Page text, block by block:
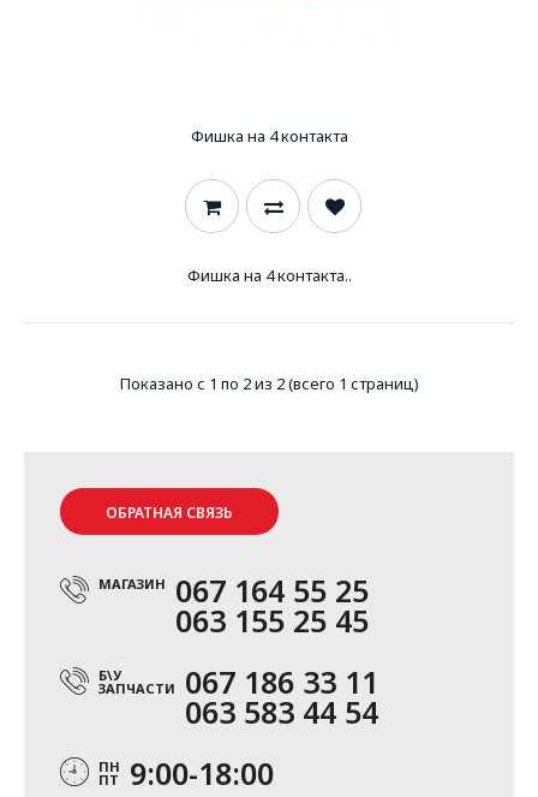
Фишка на 4 контакта
Фишка на 4 контакта..
Показано с 1 по 2 из 2 (всего 1 страниц)
ОБРАТНАЯ СВЯЗЬ
МАГАЗИН 067 164 55 25
063 155 25 45
Б\У
ЗАПЧАСТИ 067 186 33 11
063 583 44 54
ПН
ПТ 9:00-18:00